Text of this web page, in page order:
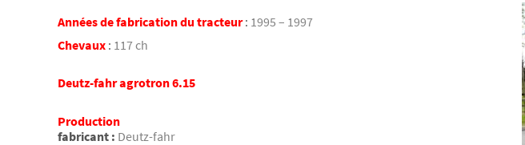
Années de fabrication du tracteur: 1995 – 1997
Chevaux : 117 ch
Deutz-fahr agrotron 6.15
Production
fabricant : Deutz-fahr